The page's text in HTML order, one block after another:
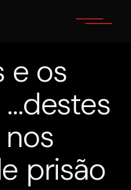
e os
prisão